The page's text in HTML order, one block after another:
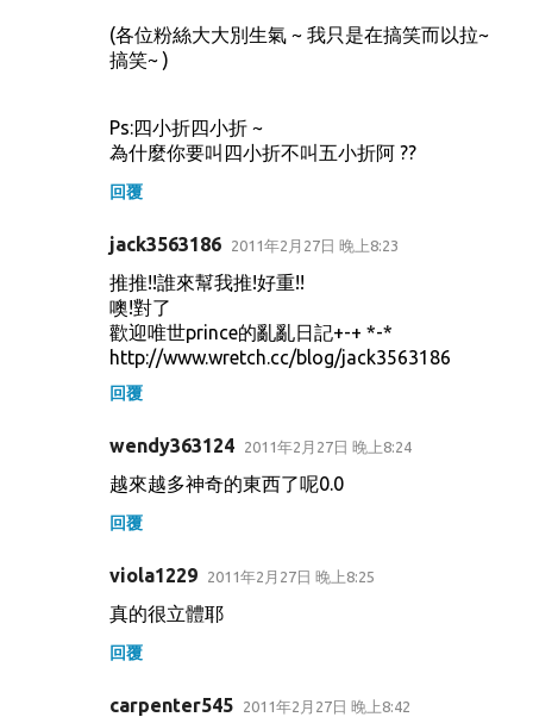
(各位粉絲大大別生氣 ~ 我只是在搞笑而以拉~
搞笑~ )
Ps:四小折四小折 ~
為什麼你要叫四小折不叫五小折阿 ??
回覆
jack3563186 2011年2月27日 晚上8:23
推推!!誰來幫我推!好重!!
噢!對了
歡迎唯世prince的亂亂日記+-+ *-*
http://www.wretch.cc/blog/jack3563186
回覆
wendy363124 2011年2月27日 晚上8:24
越來越多神奇的東西了呢0.0
回覆
viola1229 2011年2月27日 晚上8:25
真的很立體耶
回覆
carpenter545 2011年2月27日 晚上8:42